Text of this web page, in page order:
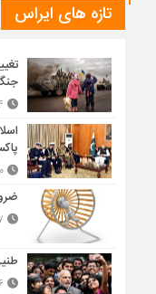
تازه های ایراس
۱۰ مرداد ۱۴۰۵ - ۱۱:۵۴
۰۶ مرداد ۱۴۰۵ - ۱۲:۴۲